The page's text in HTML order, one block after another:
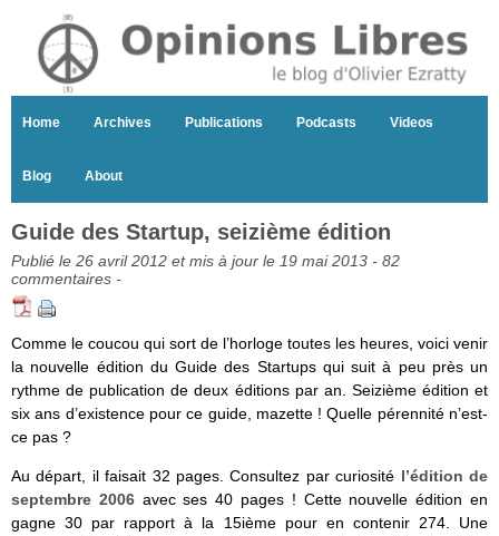
Home Archives Publications Podcasts Videos
Blog About
Guide des Startup, seizième édition
Publié le 26 avril 2012 et mis à jour le 19 mai 2013 - 82
commentaires -
Comme le coucou qui sort de l’horloge toutes les heures, voici venir
la nouvelle édition du Guide des Startups qui suit à peu près un
rythme de publication de deux éditions par an. Seizième édition et
six ans d’existence pour ce guide, mazette ! Quelle pérennité n’est-
ce pas ?
Au départ, il faisait 32 pages. Consultez par curiosité l’édition de
septembre 2006avec ses 40 pages ! Cette nouvelle édition en
gagne 30 par rapport à la 15ième pour en contenir 274. Une